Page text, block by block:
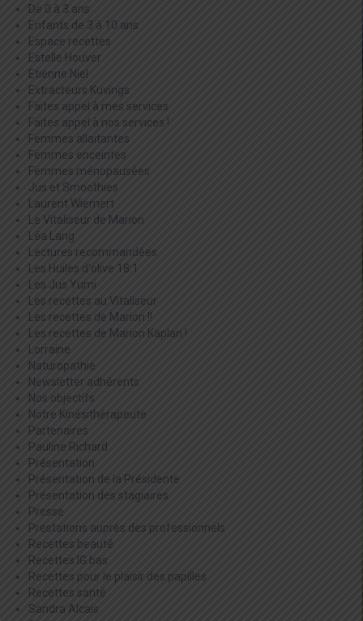
De 0 à 3 ans
Enfants de 3 à 10 ans
Espace recettes
Estelle Houver
Etienne Niel
Extracteurs Kuvings
Faites appel à mes services
Faites appel à nos services !
Femmes allaitantes
Femmes enceintes
Femmes ménopausées
Jus et Smoothies
Laurent Wiemert
Le Vitaliseur de Marion
Léa Lang
Lectures recommandées
Les Huiles d'olive 18:1
Les Jus Yumi
Les recettes au Vitaliseur
Les recettes de Marion !!
Les recettes de Marion Kaplan !
Lorraine
Naturopathie
Newsletter adhérents
Nos objectifs
Notre Kinésithérapeute
Partenaires
Pauline Richard
Présentation
Présentation de la Présidente
Présentation des stagiaires
Presse
Prestations auprès des professionnels
Recettes beauté
Recettes IG bas
Recettes pour le plaisir des papilles
Recettes santé
Sandra Alcais